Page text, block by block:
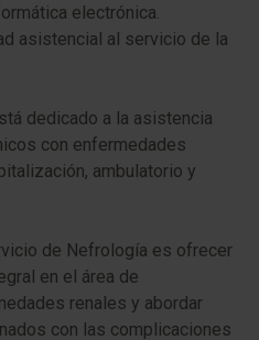
electrónica.
asistencial al servicio de la
dedicado a la asistencia
con enfermedades
ambulatorio y
de Nefrología es ofrecer
en el área de
renales y abordar
con las complicaciones